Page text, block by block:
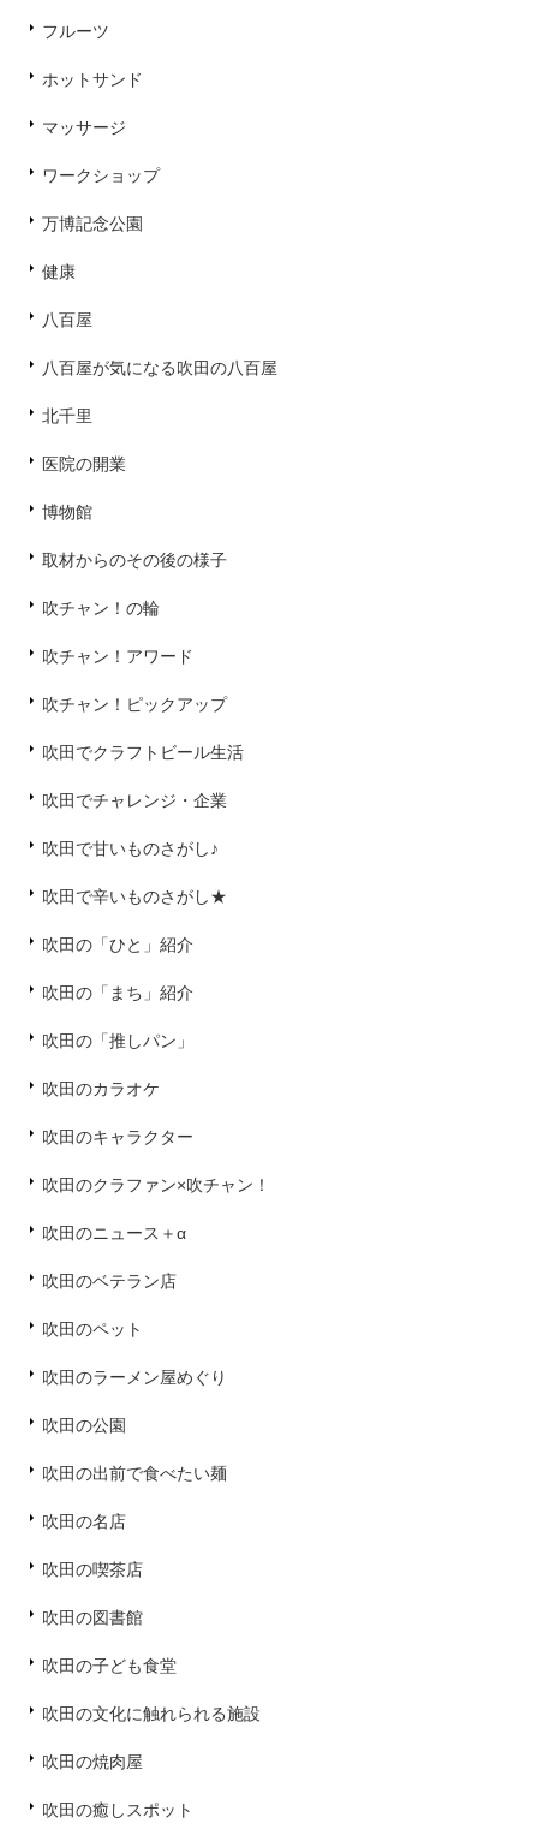
フルーツ
ホットサンド
マッサージ
ワークショップ
万博記念公園
健康
八百屋
八百屋が気になる吹田の八百屋
北千里
医院の開業
博物館
取材からのその後の様子
吹チャン！の輪
吹チャン！アワード
吹チャン！ピックアップ
吹田でクラフトビール生活
吹田でチャレンジ・企業
吹田で甘いものさがし♪
吹田で辛いものさがし★
吹田の「ひと」紹介
吹田の「まち」紹介
吹田の「推しパン」
吹田のカラオケ
吹田のキャラクター
吹田のクラファン×吹チャン！
吹田のニュース＋α
吹田のベテラン店
吹田のペット
吹田のラーメン屋めぐり
吹田の公園
吹田の出前で食べたい麺
吹田の名店
吹田の喫茶店
吹田の図書館
吹田の子ども食堂
吹田の文化に触れられる施設
吹田の焼肉屋
吹田の癒しスポット